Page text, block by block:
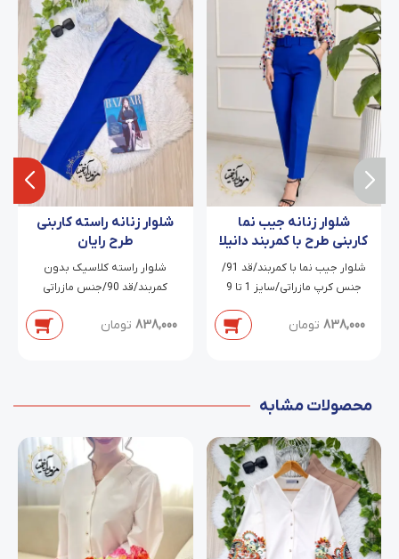
شلوار زنانه جیب نما
کاربنی طرح با کمربند دانیلا
شلوار جیب نما با کمربند/قد 91/
جنس کرپ مازراتی/سایز 1 تا 9
838,000 تومان
شلوار زنانه راسته کاربنی
طرح رایان
شلوار راسته کلاسیک بدون
کمربند/قد 90/جنس مازراتی
838,000 تومان
محصولات مشابه